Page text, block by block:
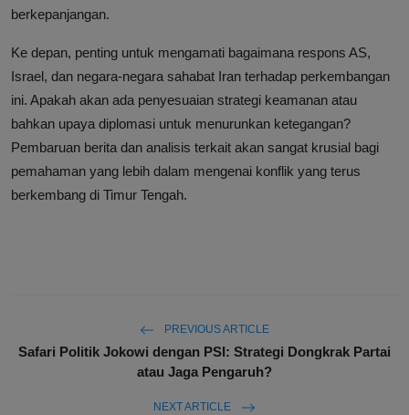
berkepanjangan.
Ke depan, penting untuk mengamati bagaimana respons AS,
Israel, dan negara-negara sahabat Iran terhadap perkembangan
ini. Apakah akan ada penyesuaian strategi keamanan atau
bahkan upaya diplomasi untuk menurunkan ketegangan?
Pembaruan berita dan analisis terkait akan sangat krusial bagi
pemahaman yang lebih dalam mengenai konflik yang terus
berkembang di Timur Tengah.
PREVIOUS ARTICLE
Safari Politik Jokowi dengan PSI: Strategi Dongkrak Partai
atau Jaga Pengaruh?
NEXT ARTICLE